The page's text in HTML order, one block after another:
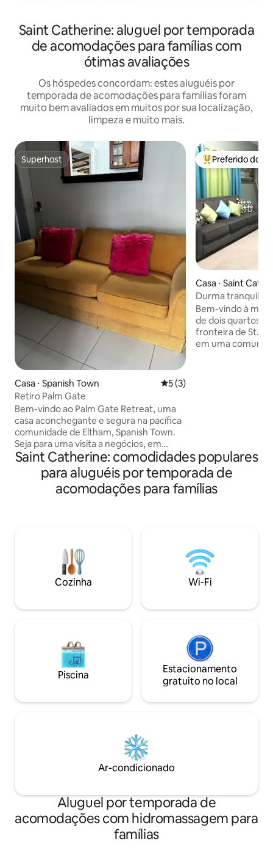
Saint Catherine: aluguel por temporada
de acomodações para famílias com
ótimas avaliações
Os hóspedes concordam: estes aluguéis por
temporada de acomodações para famílias foram
muito bem avaliados em muitos por sua localização,
limpeza e muito mais.
Superhost
Superhost
Casa ⋅ Spanish Town 5 de uma avaliação média
5 (3)
Retiro Palm Gate
Bem-vindo ao Palm Gate Retreat, uma
casa aconchegante e segura na pacífica
comunidade de Eltham, Spanish Town.
Seja para uma visita a negócios, em
família ou para uma escapada jamaicana,
você desfrutará de conforto,
praticidade e fácil acesso às atrações
próximas. A apenas 5 minutos do KFC,
Terminal Rodoviário Knutsford Express,
facilitando a viagem para Kingston ou a
exploração das belas costas norte e sul
da Jamaica.
Entre os
Preferido dos
Casa ⋅ Saint
h
Durma tranquilo,
Bem-vindo à
de dois quartos
fronteira de St.
em uma
estadia o mais
Venha e
Saint Catherine: comodidades populares
para aluguéis por temporada de
acomodações para famílias
Cozinha Wi-Fi
Piscina
Estacionamento
gratuito no local
Ar-condicionado
Aluguel por temporada de
acomodações com hidromassagem para
famílias